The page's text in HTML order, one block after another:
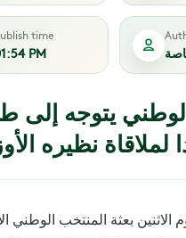
time
PM
يتوجه إلى
لملاقاة نظيره
بعثة المنتخب الوطني